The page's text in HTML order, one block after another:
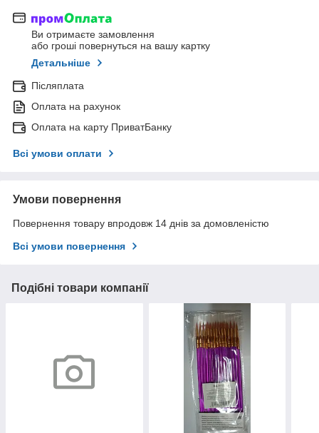
Ви отримаєте замовлення
або гроші повернуться на вашу картку
Детальніше
Післяплата
Оплата на рахунок
Оплата на карту ПриватБанку
Всі умови оплати
Умови повернення
Повернення товару впродовж 14 днів за домовленістю
Всі умови повернення
Подібні товари компанії